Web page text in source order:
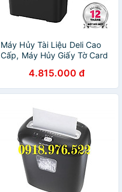
Máy Hủy Tài Liệu Deli Cao
Cấp, Máy Hủy Giấy Tờ Card
Phòng, Nhà Trường Hàng
Chính Hãng Bảo Mật Thông
Tin Dữ Liệu
4.815.000 đ